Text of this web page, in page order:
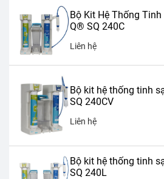
Bộ Kit Hệ Thống
Q® SQ 240C
Liên hệ
Bộ kit hệ thống tinh
SQ 240CV
Liên hệ
Bộ kit hệ thống tinh
SQ 240L